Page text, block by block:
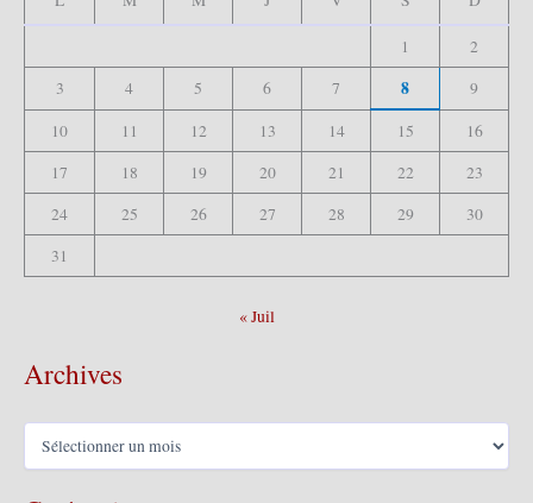
1
2
3
4 5 6 7 8
9
10
11 12 13 14 15
16
17
18 19 20 21 22
23
24
25 26 27 28 29
30
31
« Juil
Archives
A